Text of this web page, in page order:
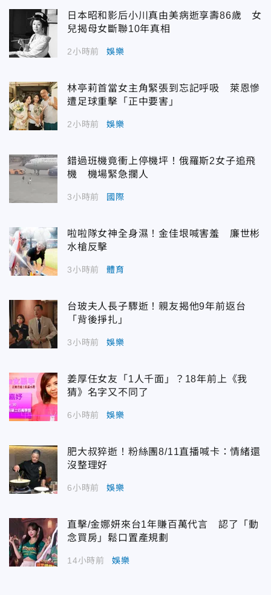
日本昭和影后小川真由美病逝享壽86歲 女
兒揭母女斷聯10年真相
2小時前 娛樂
林亭莉首當女主角緊張到忘記呼吸 萊恩慘
遭足球重擊「正中要害」
2小時前 娛樂
錯過班機竟衝上停機坪！俄羅斯2女子追飛
機 機場緊急攔人
3小時前 國際
啦啦隊女神全身濕！金佳垠喊害羞 廉世彬
水槍反擊
3小時前 體育
台玻夫人長子驟逝！親友揭他9年前返台
「背後掙扎」
3小時前 娛樂
姜厚任女友「1人千面」？18年前上《我
猜》名字又不同了
6小時前 娛樂
肥大叔猝逝！粉絲團8/11直播喊卡：情緒還
沒整理好
6小時前 娛樂
直擊/金娜妍來台1年賺百萬代言 認了「動
念買房」鬆口置產規劃
14小時前 娛樂